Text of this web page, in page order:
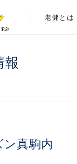
老健とは
報
真駒内